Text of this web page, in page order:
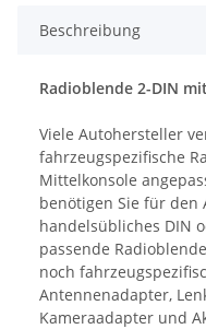
Beschreibung
Radioblende 2-DIN
Viele Autohersteller
fahrzeugspezifische
Mittelkonsole
benötigen Sie für den
handelsübliches DIN
passende
noch
Antennenadapter,
Kameraadapter und